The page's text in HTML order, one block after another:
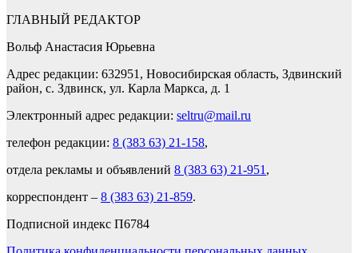
ГЛАВНЫЙ РЕДАКТОР
Вольф Анастасия Юрьевна
Адрес редакции: 632951, Новосибирская область, Здвинский
район, с. Здвинск, ул. Карла Маркса, д. 1
Электронный адрес редакции: seltru@mail.ru
телефон редакции: 8 (383 63) 21-158,
отдела рекламы и объявлений 8 (383 63) 21-951 ,
корреспондент – 8 (383 63) 21-859.
Подписной индекс П6784